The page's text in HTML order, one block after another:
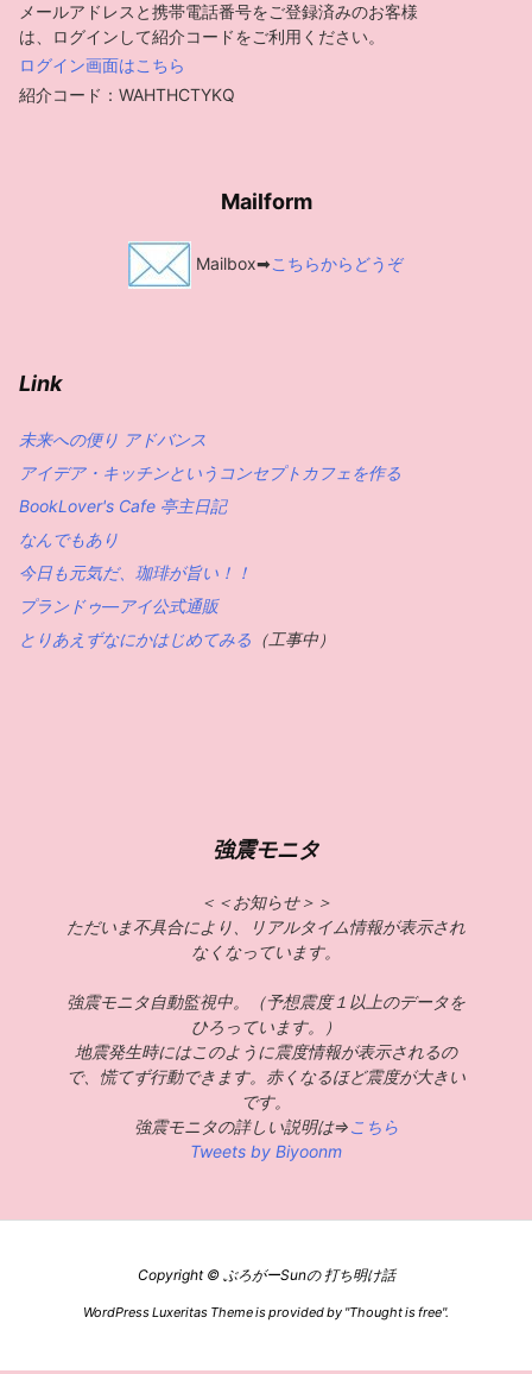
メールアドレスと携帯電話番号をご登録済みのお客様
は、ログインして紹介コードをご利用ください。
ログイン画面はこちら
紹介コード：WAHTHCTYKQ
Mailform
Mailbox➡こちらからどうぞ
Link
未来への便り アドバンス
アイデア・キッチンというコンセプトカフェを作る
BookLover's Cafe 亭主日記
なんでもあり
今日も元気だ、珈琲が旨い！！
プランドゥ―アイ公式通販
とりあえずなにかはじめてみる （工事中）
強震モニタ
＜＜お知らせ＞＞
ただいま不具合により、リアルタイム情報が表示され
なくなっています。
強震モニタ自動監視中。（予想震度１以上のデータを
ひろっています。）
地震発生時にはこのように震度情報が表示されるの
で、慌てず行動できます。赤くなるほど震度が大きい
です。
強震モニタの詳しい説明は⇒こちら
Tweets by Biyoonm
Copyright © ぶろがーSunの 打ち明け話
WordPress Luxeritas Theme is provided by "Thought is free".